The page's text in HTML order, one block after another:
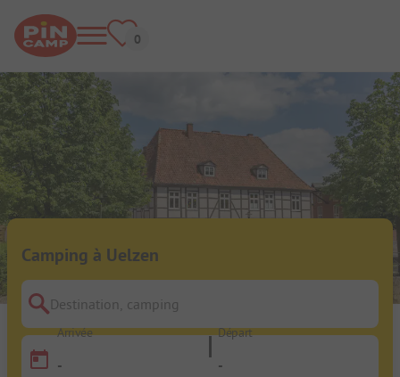
Camping à Uelzen
Destination, camping
Arrivée
-
Départ
-